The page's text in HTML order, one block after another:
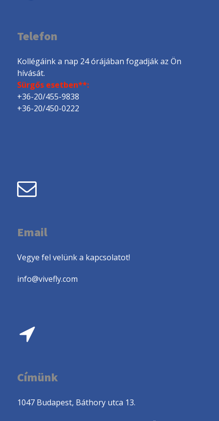
Telefon
Kollégáink a nap 24 órájában fogadják az Ön
hívását.
Sürgős esetben**:
+36-20/455-9838
+36-20/450-0222
Email
Vegye fel velünk a kapcsolatot!
info@vivefly.com
Címünk
1047 Budapest, Báthory utca 13.